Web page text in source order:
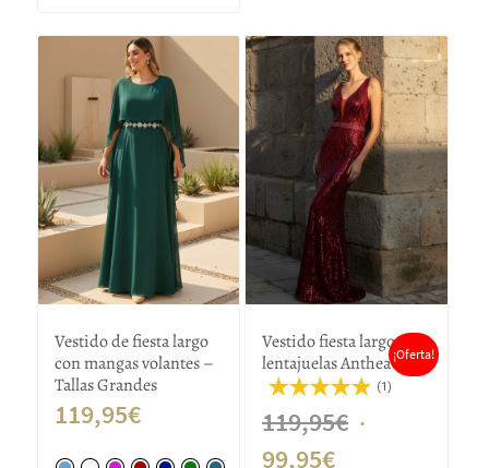
Vestido de fiesta largo
con mangas volantes –
Tallas Grandes
119,95€
Vestido fiesta largo
lentajuelas Anthea
(1)
119,95€ El
99,95€El
¡Oferta!